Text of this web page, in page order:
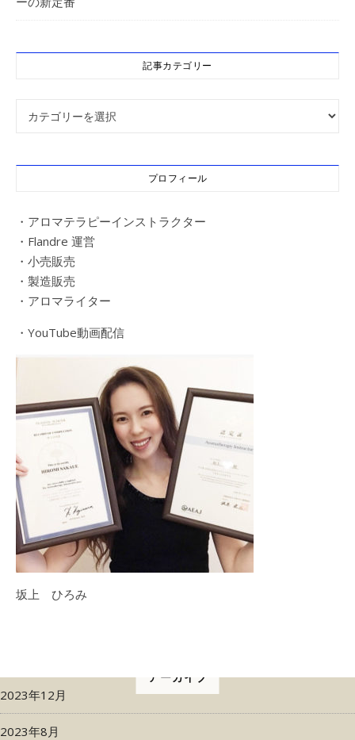
記事カテゴリー
記事カテゴリー
プロフィール
・アロマテラピーインストラクター
・Flandre 運営
・小売販売
・製造販売
・アロマライター
・YouTube動画配信
坂上 ひろみ
アーカイブ
2023年12月
2023年8月